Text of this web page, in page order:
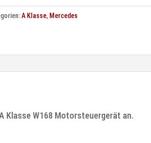
A Klasse, Mercedes
Klasse W168 Motorsteuergerät an.